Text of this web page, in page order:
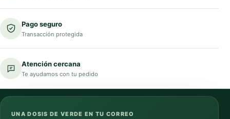
Pago seguro
Transacción protegida
Atención cercana
Te ayudamos con tu pedido
UNA DOSIS DE VERDE EN TU CORREO